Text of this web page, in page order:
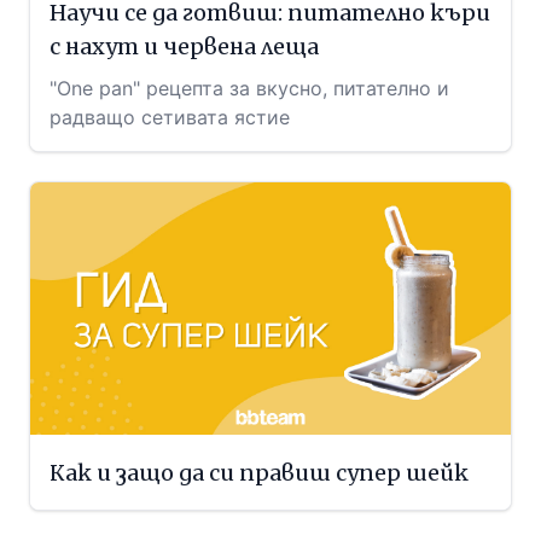
Научи се да готвиш: питателно къри
с нахут и червена леща
"One pan" рецепта за вкусно, питателно и
радващо сетивата ястие
Как и защо да си правиш супер шейк